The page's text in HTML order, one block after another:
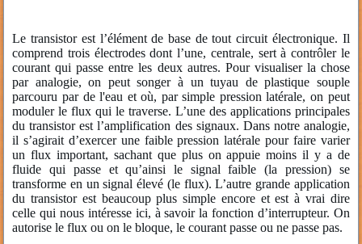
Le transistor est l’élément de base de tout circuit électronique. Il
comprend trois électrodes dont l’une, centrale, sert à contrôler le
courant qui passe entre les deux autres. Pour visualiser la chose
par analogie, on peut songer à un tuyau de plastique souple
parcouru par de l'eau et où, par simple pression latérale, on peut
moduler le flux qui le traverse. L’une des applications principales
du transistor est l’amplification des signaux. Dans notre analogie,
il s’agirait d’exercer une faible pression latérale pour faire varier
un flux important, sachant que plus on appuie moins il y a de
fluide qui passe et qu’ainsi le signal faible (la pression) se
transforme en un signal élevé (le flux). L’autre grande application
du transistor est beaucoup plus simple encore et est à vrai dire
celle qui nous intéresse ici, à savoir la fonction d’interrupteur. On
autorise le flux ou on le bloque, le courant passe ou ne passe pas.